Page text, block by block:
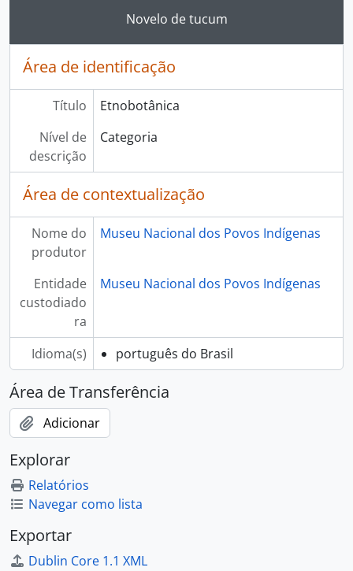
Ao clicar no link deste título da descrição a
Novelo de tucum
Área de identificação
Título
Etnobotânica
Nível de
descrição
Categoria
Área de contextualização
Nome do
produtor
Museu Nacional dos Povos Indígenas
Entidade
custodiado
ra
Museu Nacional dos Povos Indígenas
Idioma(s) português do Brasil
Área de Transferência
Adicionar
Explorar
Relatórios
Navegar como lista
Exportar
Dublin Core 1.1 XML